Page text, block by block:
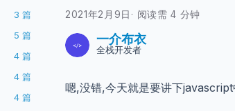
3 篇
5 篇
4 篇
4 篇
4 篇
2021年2月9日 · 阅读需 4 分钟
一介布衣
全栈开发者
嗯,没错,今天就是要讲下